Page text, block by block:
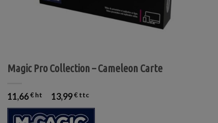
Magic Pro Collection – Cameleon Carte
11,66€ 13,99€